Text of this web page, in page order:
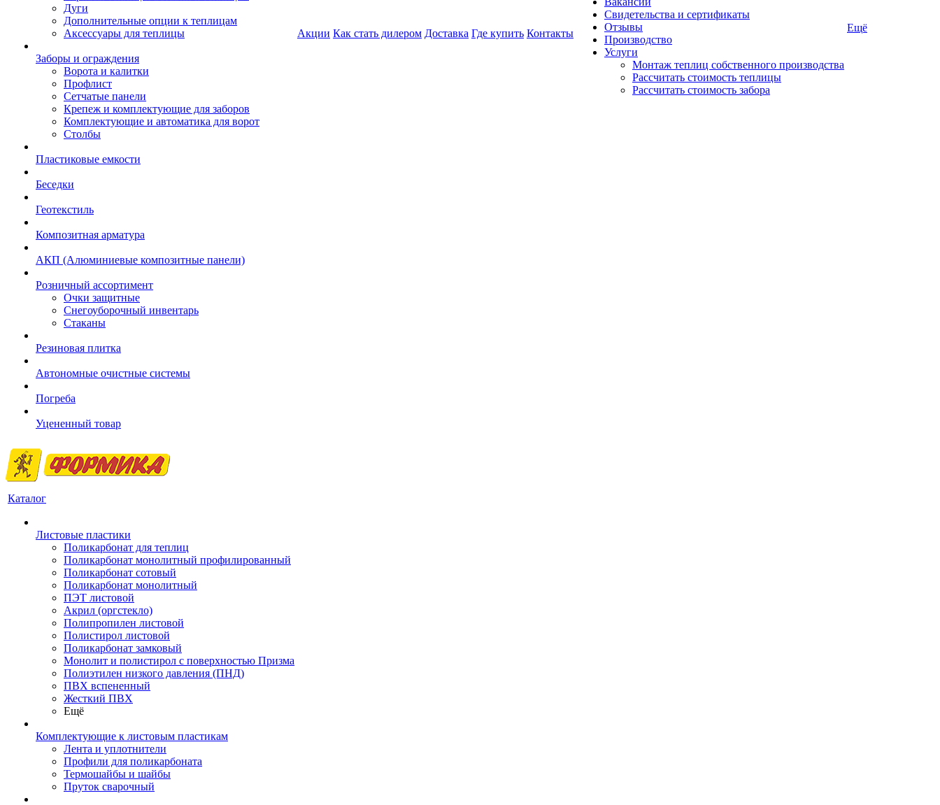
Дуги
Дополнительные опции к теплицам
Аксессуары для теплицы
Заборы и ограждения
Ворота и калитки
Профлист
Сетчатые панели
Крепеж и комплектующие для заборов
Комплектующие и автоматика для ворот
Столбы
Пластиковые емкости
Беседки
Геотекстиль
Композитная арматура
АКП (Алюминиевые композитные панели)
Розничный ассортимент
Очки защитные
Снегоуборочный инвентарь
Стаканы
Резиновая плитка
Автономные очистные системы
Погреба
Уцененный товар
Акции Как стать дилером Доставка Где купить Контакты
Свидетельства и сертификаты
Отзывы
Производство
Услуги
Монтаж теплиц собственного производства
Рассчитать стоимость теплицы
Рассчитать стоимость забора
Ещё
Каталог
Листовые пластики
Поликарбонат для теплиц
Поликарбонат монолитный профилированный
Поликарбонат сотовый
Поликарбонат монолитный
ПЭТ листовой
Акрил (оргстекло)
Полипропилен листовой
Полистирол листовой
Поликарбонат замковый
Монолит и полистирол с поверхностью Призма
Полиэтилен низкого давления (ПНД)
ПВХ вспененный
Жесткий ПВХ
Ещё
Комплектующие к листовым пластикам
Лента и уплотнители
Профили для поликарбоната
Термошайбы и шайбы
Пруток сварочный